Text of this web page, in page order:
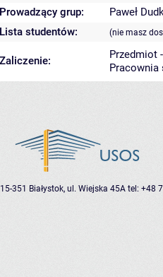
Prowadzący grup:
Paweł
Lista studentów:
(nie masz
Zaliczenie:
Przedmiot
Pracownia
15-351 Białystok, ul. Wiejska 45A tel: +48